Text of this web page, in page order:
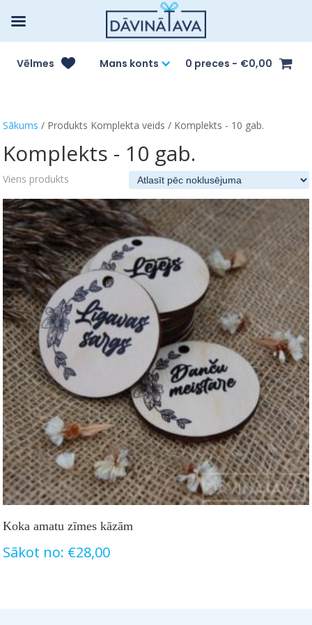
Vēlmes Mans konts 0 preces €0,00
Sākums / Produkts Komplekta veids / Komplekts - 10 gab.
Komplekts - 10 gab.
Viens produkts
Koka amatu zīmes kāzām
Sākot no: €28,00